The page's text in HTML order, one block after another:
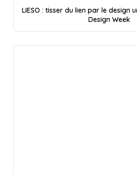
LIESO : tisser du lien par le design
Design Week